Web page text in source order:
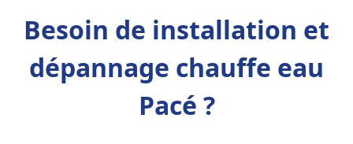
Besoin de installation et
dépannage chauffe eau
Pacé ?